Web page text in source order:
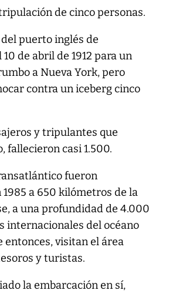
de cinco personas.
puerto inglés de
de abril de 1912 para un
a Nueva York, pero
contra un iceberg cinco
y tripulantes que
fallecieron casi 1.500.
fueron
a 650 kilómetros de la
a una profundidad de 4.000
internacionales del océano
entonces, visitan el área
y turistas.
la embarcación en sí,